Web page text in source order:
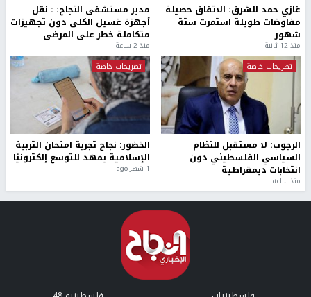
غازي حمد للشرق: الاتفاق حصيلة
مفاوضات طويلة استمرت ستة
شهور
منذ 12 ثانية
مدير مستشفى النجاح: : نقل
أجهزة غسيل الكلى دون تجهيزات
متكاملة خطر على المرضى
منذ 2 ساعة
تصريحات خاصة
الرجوب: لا مستقبل للنظام
السياسي الفلسطيني دون
انتخابات ديمقراطية
منذ ساعة
تصريحات خاصة
الخضور: نجاح تجربة امتحان التربية
الإسلامية يمهد للتوسع إلكترونيًا
1 شهر ago